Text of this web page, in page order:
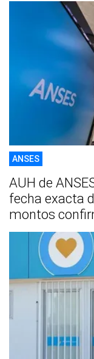
ANSES
AUH de
fecha exacta
montos